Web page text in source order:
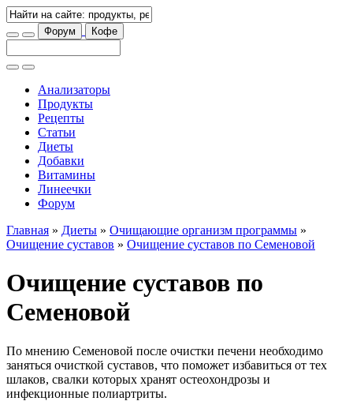
Форум Кофе
Анализаторы
Продукты
Рецепты
Статьи
Диеты
Добавки
Витамины
Линеечки
Форум
Главная » Диеты » Очищающие организм программы »
Очищение суставов » Очищение суставов по Семеновой
Очищение суставов по
Семеновой
По мнению Семеновой после очистки печени необходимо
заняться очисткой суставов, что поможет избавиться от тех
шлаков, свалки которых хранят остеохондрозы и
инфекционные полиартриты.